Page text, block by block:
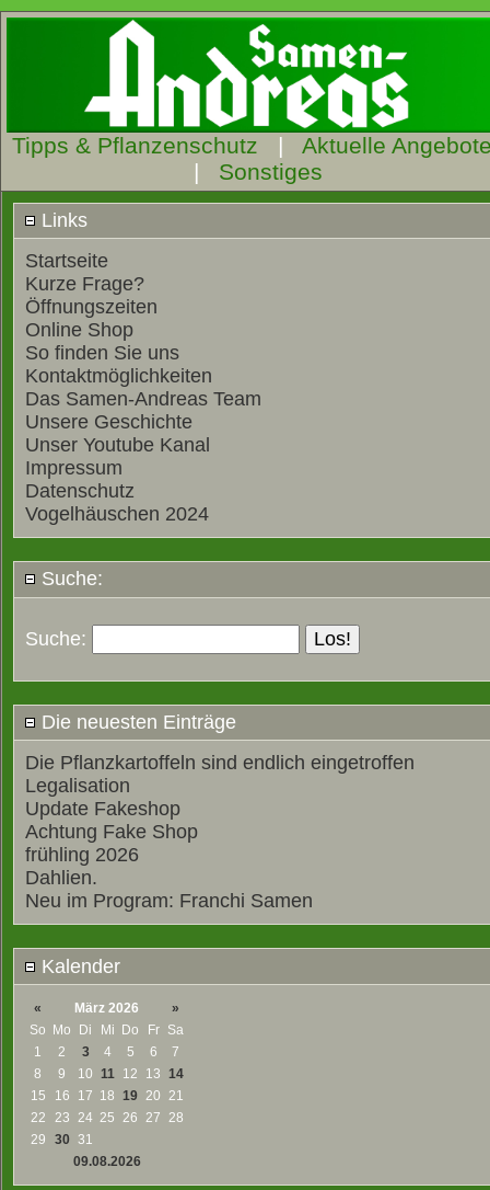
Tipps & Pflanzenschutz | Aktuelle
| Sonstiges
Links
Startseite
Kurze Frage?
Öffnungszeiten
Online Shop
So finden Sie uns
Kontaktmöglichkeiten
Das Samen-Andreas Team
Unsere Geschichte
Unser Youtube Kanal
Impressum
Datenschutz
Vogelhäuschen 2024
Suche:
Suche:
Die neuesten Einträge
Die Pflanzkartoffeln sind endlich eingetroffen
Legalisation
Update Fakeshop
Achtung Fake Shop
frühling 2026
Dahlien.
Neu im Program: Franchi Samen
Kalender
« März 2026
»
So Mo Di Mi Do Fr
Sa
1
2 3 4 5 6
7
8
9 10 11 12 13 14
15
16 17 18 19 20 21
22
23 24 25 26 27 28
29
30 31
09.08.2026